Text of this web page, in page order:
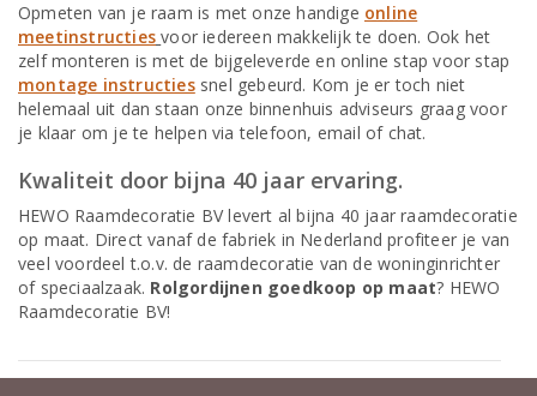
Opmeten van je raam is met onze handige online
meetinstructies voor iedereen makkelijk te doen. Ook het
zelf monteren is met de bijgeleverde en online stap voor stap
montage instructiessnel gebeurd. Kom je er toch niet
helemaal uit dan staan onze binnenhuis adviseurs graag voor
je klaar om je te helpen via telefoon, email of chat.
Kwaliteit door bijna 40 jaar ervaring.
HEWO Raamdecoratie BV levert al bijna 40 jaar raamdecoratie
op maat. Direct vanaf de fabriek in Nederland profiteer je van
veel voordeel t.o.v. de raamdecoratie van de woninginrichter
of speciaalzaak. Rolgordijnen goedkoop op maat? HEWO
Raamdecoratie BV!